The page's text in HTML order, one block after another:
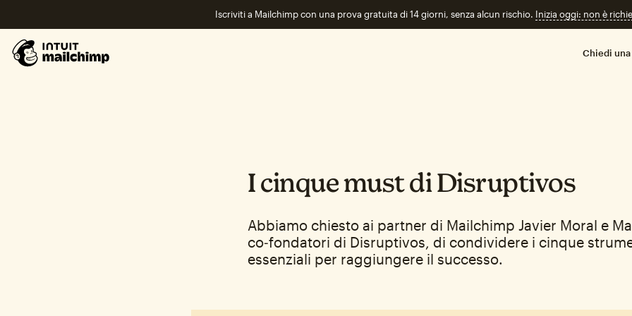
Iscriviti a Mailchimp con una prova gratuita di 14 giorni, senza alcun rischio. Inizia oggi: non è
Chiedi
I cinque must di Disruptivos
Abbiamo chiesto ai partner di Mailchimp Javier Moral e
co‑fondatori di Disruptivos, di condividere i cinque
essenziali per raggiungere il successo.